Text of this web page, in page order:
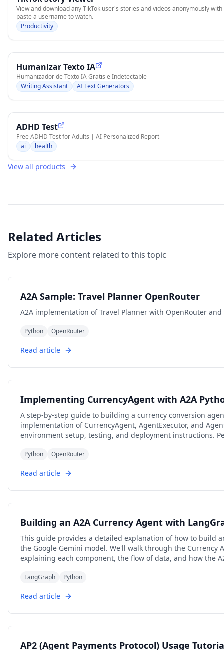
View and download any TikTok user's stories and videos anonymously
paste a username to watch.
Productivity
Humanizar Texto IA
Humanizador de Texto IA Gratis e Indetectable
Writing Assistant
AI Text Generators
ADHD Test
Free ADHD Test for Adults | AI Personalized Report
ai
health
View all products
Related Articles
Explore more content related to this topic
A2A Sample: Travel Planner OpenRouter
A2A implementation of Travel Planner with OpenRouter and
Python OpenRouter
Read article
Implementing CurrencyAgent with A2A
A step-by-step guide to building a currency conversion
implementation of CurrencyAgent, AgentExecutor, and
environment setup, testing, and deployment instructions.
Python OpenRouter
Read article
Building an A2A Currency Agent with
This guide provides a detailed explanation of how to build
the Google Gemini model. We'll walk through the Currency
explaining each component, the flow of data, and how the
LangGraph Python
Read article
AP2 (Agent Payments Protocol) Usage